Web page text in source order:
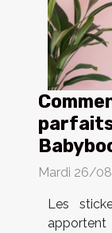
Mardi 26/
Les